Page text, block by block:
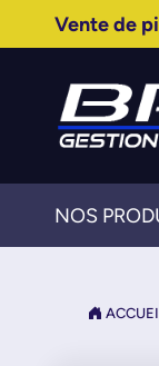
Vente de
NOS